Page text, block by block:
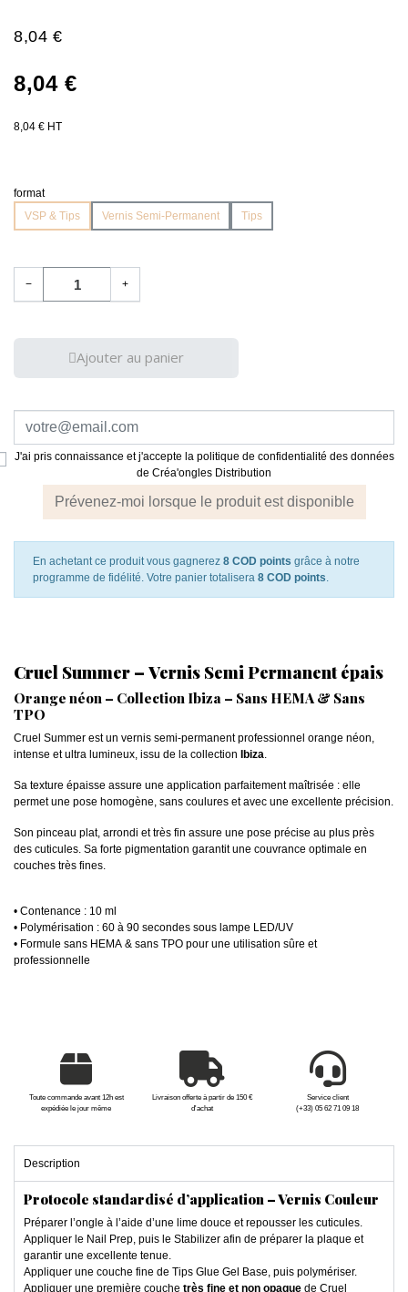
8,04 €
8,04 €
8,04 € HT
format
VSP & Tips
Vernis Semi-Permanent Tips
− +
Ajouter au panier
J'ai pris connaissance et j'accepte la politique de confidentialité des données
de Créa'ongles Distribution
Prévenez-moi lorsque le produit est disponible
En achetant ce produit vous gagnerez 8 COD points grâce à notre
programme de fidélité. Votre panier totalisera 8 COD points.
Cruel Summer – Vernis Semi Permanent épais
Orange néon – Collection Ibiza – Sans HEMA & Sans
TPO
Cruel Summer est un vernis semi-permanent professionnel orange néon,
intense et ultra lumineux, issu de la collection
Ibiza.
Sa texture épaisse assure une application parfaitement maîtrisée : elle
permet une pose homogène, sans coulures et avec une excellente précision.
Son pinceau plat, arrondi et très fin assure une pose précise au plus près
des cuticules. Sa forte pigmentation garantit une couvrance optimale en
couches très fines.
• Contenance : 10 ml
• Polymérisation : 60 à 90 secondes sous lampe LED/UV
• Formule sans HEMA & sans TPO pour une utilisation sûre et
professionnelle
Toute commande avant 12h est
expédiée le jour même
Livraison offerte à partir de 150 €
d'achat
Service client
(+33) 05 62 71 09 18
Description
Protocole standardisé d’application – Vernis Couleur
Préparer l’ongle à l’aide d’une lime douce et repousser les cuticules.
Appliquer le Nail Prep, puis le Stabilizer afin de préparer la plaque et
garantir une excellente tenue.
Appliquer une couche fine de Tips Glue Gel Base, puis polymériser.
Appliquer une première couche très fine et non opaque de Cruel